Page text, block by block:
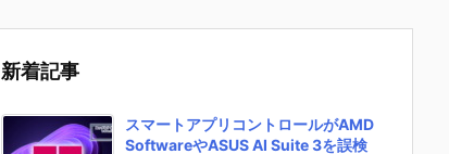
新着記事
スマートアプリコントロールがAMD
SoftwareやASUS AI Suite 3を誤検